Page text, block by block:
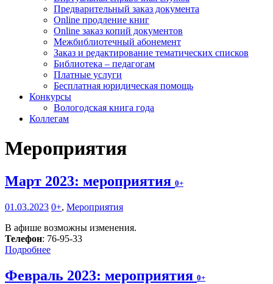
Предварительный заказ документа
Online продление книг
Online заказ копий документов
Межбиблиотечный абонемент
Заказ и редактирование тематических списков
Библиотека – педагогам
Платные услуги
Бесплатная юридическая помощь
Конкурсы
Вологодская книга года
Коллегам
Мероприятия
Март 2023: мероприятия 0+
01.03.2023 0+, Мероприятия
В афише возможны изменения.
Телефон: 76-95-33
Подробнее
Февраль 2023: мероприятия 0+